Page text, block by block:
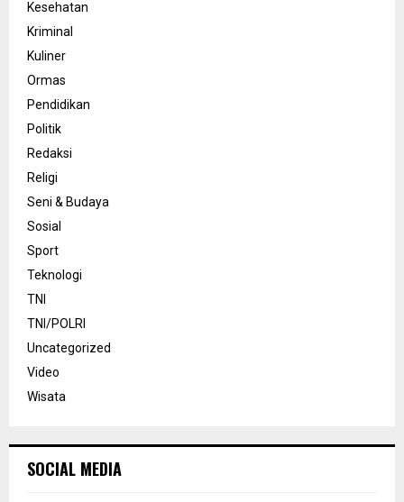
Kesehatan
Kriminal
Kuliner
Ormas
Pendidikan
Politik
Redaksi
Religi
Seni & Budaya
Sosial
Sport
Teknologi
TNI
TNI/POLRI
Uncategorized
Video
Wisata
SOCIAL MEDIA